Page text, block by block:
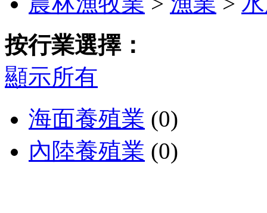
按行業選擇：
顯示所有
海面養殖業 (0)
內陸養殖業 (0)